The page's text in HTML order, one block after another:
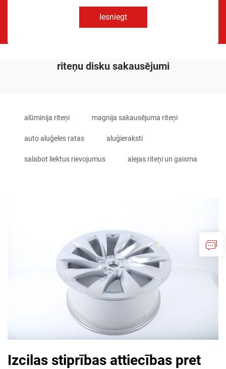
Iesniegt
riteņu disku sakausējumi
alūminija riteņi magnija sakausējuma riteņi
auto aluģeles ratas aluģieraksti
salabot liektus rievojumus alejas riteņi un gaisma
Izcilas stiprības attiecības pret